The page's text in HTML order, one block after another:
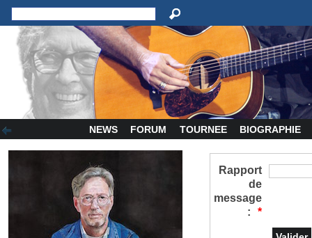
NEWS FORUM TOURNEE BIOGRAPHIE
Rapport
de
message
:
*